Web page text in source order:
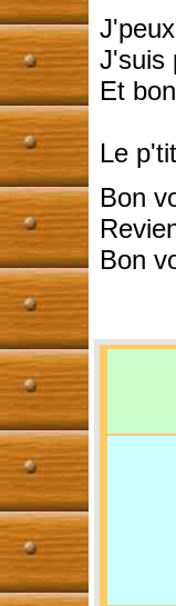
J'suis
Et
Le
Bon
Bon